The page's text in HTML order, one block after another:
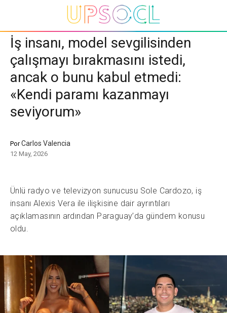
İş insanı, model sevgilisinden
çalışmayı bırakmasını istedi,
ancak o bunu kabul etmedi:
«Kendi paramı kazanmayı
seviyorum»
PorCarlos Valencia
12 May, 2026
Ünlü radyo ve televizyon sunucusu Sole Cardozo, iş
insanı Alexis Vera ile ilişkisine dair ayrıntıları
açıklamasının ardından Paraguay’da gündem konusu
oldu.